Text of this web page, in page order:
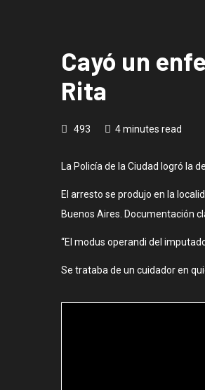
Cayó un
Rita
493 4 minutes read
La Policía de la Ciudad logró la
El arresto se produjo en la
Buenos Aires. Documentación
“El modus operandi del
Se trataba de un cuidador en